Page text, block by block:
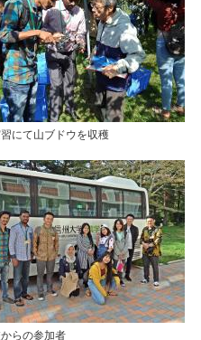
にて山ブドウを収穫
らの参加者